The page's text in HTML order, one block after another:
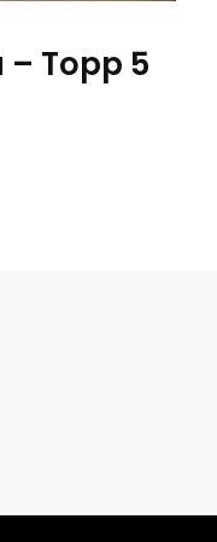
Topp 5